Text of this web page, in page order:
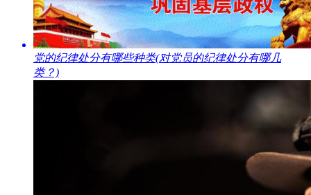
​党的纪律处分有哪些种类(对党员的纪律处分有哪几
类？)